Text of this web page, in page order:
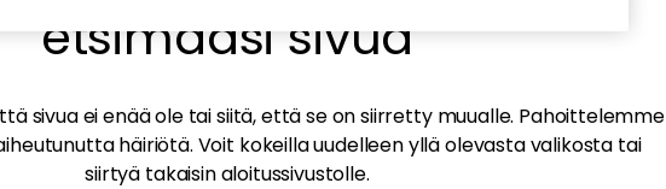
etsimääsi sivua
sivua ei enää ole tai siitä, että se on siirretty muualle. Pahoittelemme
häiriötä. Voit kokeilla uudelleen yllä olevasta valikosta tai
siirtyä takaisin aloitussivustolle.